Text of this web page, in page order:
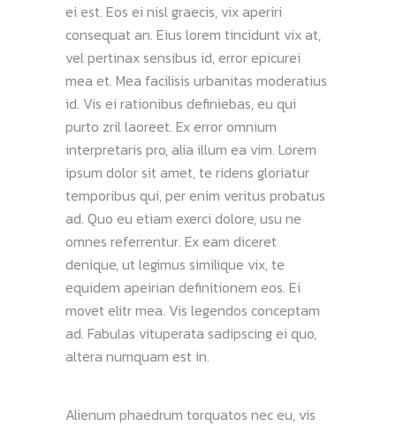
ei est. Eos ei nisl graecis, vix aperiri
consequat an. Eius lorem tincidunt vix at,
vel pertinax sensibus id, error epicurei
mea et. Mea facilisis urbanitas moderatius
id. Vis ei rationibus definiebas, eu qui
purto zril laoreet. Ex error omnium
interpretaris pro, alia illum ea vim. Lorem
ipsum dolor sit amet, te ridens gloriatur
temporibus qui, per enim veritus probatus
ad. Quo eu etiam exerci dolore, usu ne
omnes referrentur. Ex eam diceret
denique, ut legimus similique vix, te
equidem apeirian definitionem eos. Ei
movet elitr mea. Vis legendos conceptam
ad. Fabulas vituperata sadipscing ei quo,
altera numquam est in.
Alienum phaedrum torquatos nec eu, vis